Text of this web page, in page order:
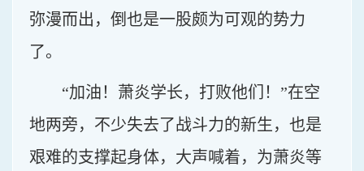
弥漫而出，倒也是一股颇为可观的势力
了。
“加油！萧炎学长，打败他们！”在空
地两旁，不少失去了战斗力的新生，也是
艰难的支撑起身体，大声喊着，为萧炎等